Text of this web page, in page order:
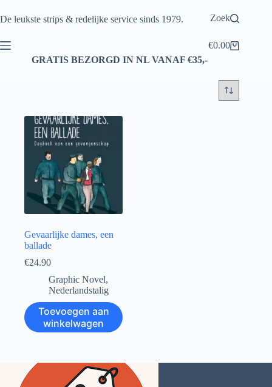
naar
De leukste strips & redelijke service sinds 1979. Zoek
Winkelwagen
€0.00
GRATIS BEZORGD IN NL VANAF €35,-
Gevaarlijke dames, een
ballade
€24.90
Graphic Novel,
Nederlandstalig
Toevoegen aan
winkelwagen